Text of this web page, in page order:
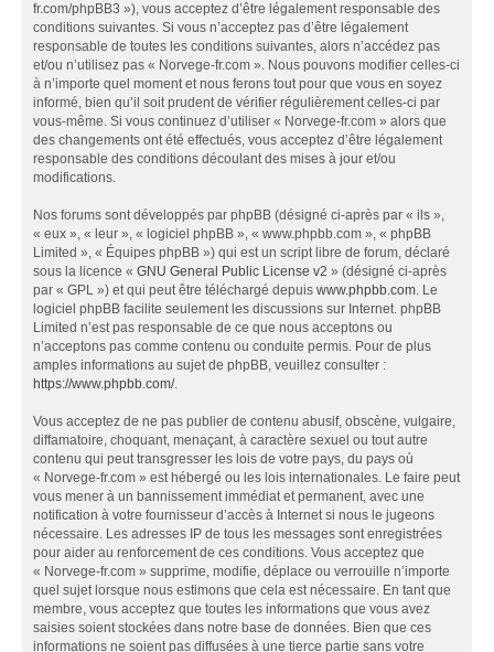
fr.com/phpBB3 »), vous acceptez d’être légalement responsable des
conditions suivantes. Si vous n’acceptez pas d’être légalement
responsable de toutes les conditions suivantes, alors n’accédez pas
et/ou n’utilisez pas « Norvege-fr.com ». Nous pouvons modifier celles-ci
à n’importe quel moment et nous ferons tout pour que vous en soyez
informé, bien qu’il soit prudent de vérifier régulièrement celles-ci par
vous-même. Si vous continuez d’utiliser « Norvege-fr.com » alors que
des changements ont été effectués, vous acceptez d’être légalement
responsable des conditions découlant des mises à jour et/ou
modifications.
Nos forums sont développés par phpBB (désigné ci-après par « ils »,
« eux », « leur », « logiciel phpBB », « www.phpbb.com », « phpBB
Limited », « Équipes phpBB ») qui est un script libre de forum, déclaré
sous la licence « GNU General Public License v2 » (désigné ci-après
par « GPL ») et qui peut être téléchargé depuis www.phpbb.com. Le
logiciel phpBB facilite seulement les discussions sur Internet. phpBB
Limited n’est pas responsable de ce que nous acceptons ou
n’acceptons pas comme contenu ou conduite permis. Pour de plus
amples informations au sujet de phpBB, veuillez consulter :
https://www.phpbb.com/.
Vous acceptez de ne pas publier de contenu abusif, obscène, vulgaire,
diffamatoire, choquant, menaçant, à caractère sexuel ou tout autre
contenu qui peut transgresser les lois de votre pays, du pays où
« Norvege-fr.com » est hébergé ou les lois internationales. Le faire peut
vous mener à un bannissement immédiat et permanent, avec une
notification à votre fournisseur d’accès à Internet si nous le jugeons
nécessaire. Les adresses IP de tous les messages sont enregistrées
pour aider au renforcement de ces conditions. Vous acceptez que
« Norvege-fr.com » supprime, modifie, déplace ou verrouille n’importe
quel sujet lorsque nous estimons que cela est nécessaire. En tant que
membre, vous acceptez que toutes les informations que vous avez
saisies soient stockées dans notre base de données. Bien que ces
informations ne soient pas diffusées à une tierce partie sans votre